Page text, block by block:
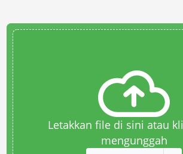
Letakkan file di sini atau
mengunggah